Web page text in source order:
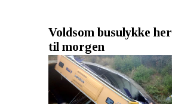
Voldsom busulykke her
til morgen